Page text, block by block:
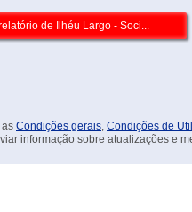
as Condições gerais, Condições de
informação sobre atualizações e